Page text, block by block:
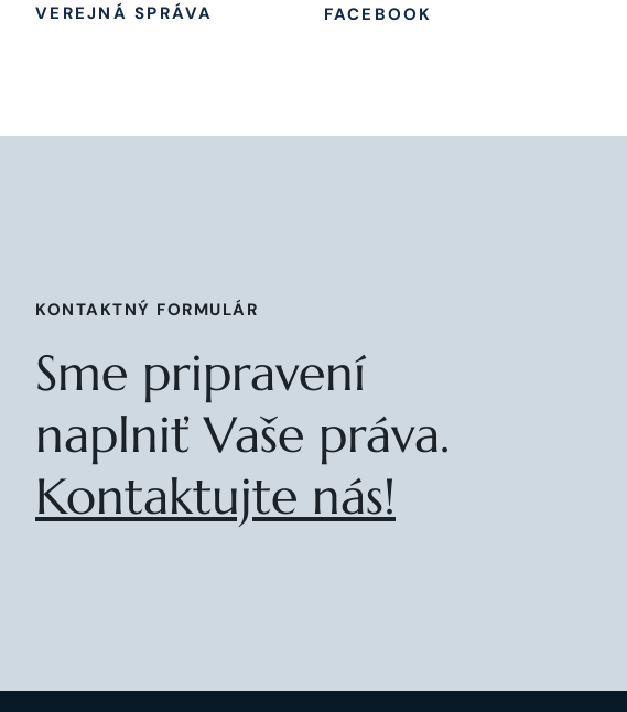
VEREJNÁ SPRÁVA
FACEBOOK
KONTAKTNÝ FORMULÁR
Sme pripravení
naplniť Vaše práva.
Kontaktujte nás!